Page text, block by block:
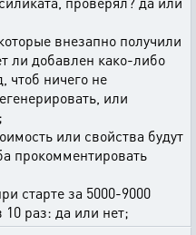
внезапно получили
ли добавлен како-либо
чтоб ничего не
или
или свойства будут
прокомментировать
старте за 5000-9000
раз: да или нет;